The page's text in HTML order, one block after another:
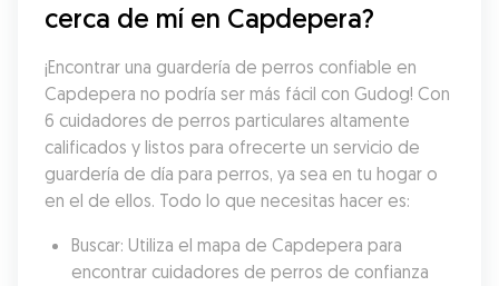
cerca de mí en Capdepera?
¡Encontrar una guardería de perros confiable en
Capdepera no podría ser más fácil con Gudog! Con
6 cuidadores de perros particulares altamente
calificados y listos para ofrecerte un servicio de
guardería de día para perros, ya sea en tu hogar o
en el de ellos. Todo lo que necesitas hacer es:
Buscar: Utiliza el mapa de Capdepera para
encontrar cuidadores de perros de confianza